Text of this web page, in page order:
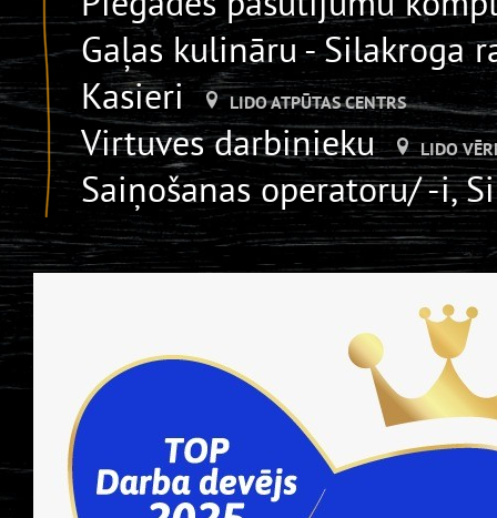
Gaļas kulināru - Silakroga
Kasieri LIDO ATPŪTAS CENTRS
Virtuves darbinieku LIDO
Saiņošanas operatoru/ -i,
Apkopēju LIDO ATPŪTAS CENTRS
Piegādes pasūtījumu
Ražošanas pavāru
Bistro pārdevēju LIDO ATPŪTAS
Trauku mazgātāju LIDO
Iesaiņotājs _Silakrogā